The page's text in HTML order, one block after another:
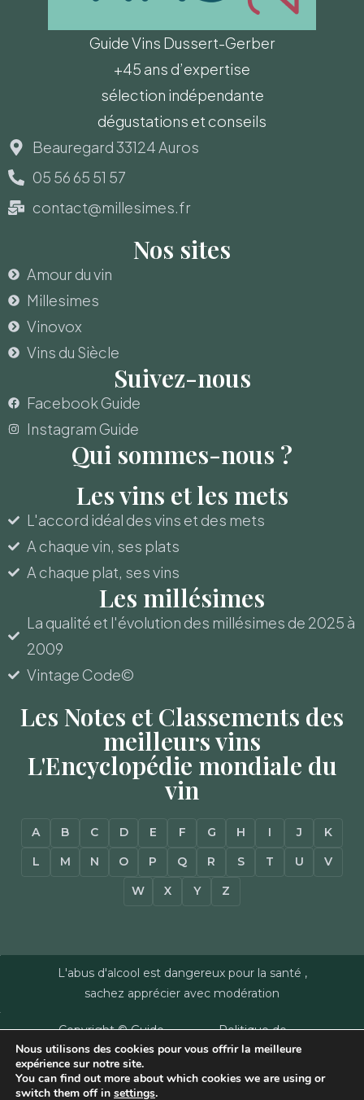
Guide Vins Dussert-Gerber
+45 ans d’expertise
sélection indépendante
dégustations et conseils
Beauregard 33124 Auros
05 56 65 51 57
contact@millesimes.fr
Nos sites
Amour du vin
Millesimes
Vinovox
Vins du Siècle
Suivez-nous
Facebook Guide
Instagram Guide
Qui sommes-nous ?
Les vins et les mets
L'accord idéal des vins et des mets
A chaque vin, ses plats
A chaque plat, ses vins
Les millésimes
La qualité et l'évolution des millésimes de 2025 à
2009
Vintage Code©
Les Notes et Classements des
meilleurs vins
L'Encyclopédie mondiale du
vin
A B C D E F G H I J
K
L
M N O P Q R S T U
V
W
X Y Z
L'abus d'alcool est dangereux pour la santé ,
sachez apprécier avec modération
Copyright © Guide
des Vins - Sas
Millésimes et
Dussert-Gerber -
Politique de
confidentialité–
Nous utilisons des cookies pour vous offrir la meilleure
expérience sur notre site.
You can find out more about which cookies we are using or
switch them off in settings.